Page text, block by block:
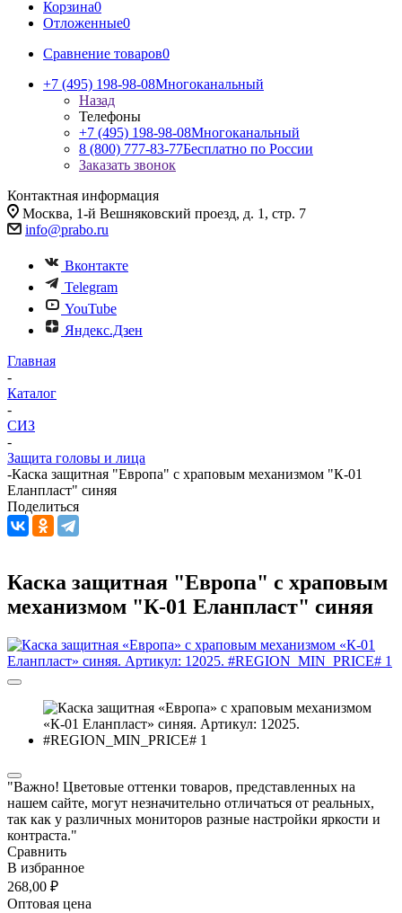
Корзина0
Отложенные0
Сравнение товаров0
+7 (495) 198-98-08Многоканальный
Назад
Телефоны
+7 (495) 198-98-08Многоканальный
8 (800) 777-83-77Бесплатно по России
Заказать звонок
Контактная информация
Москва, 1-й Вешняковский проезд, д. 1, стр. 7
info@prabo.ru
Вконтакте
Telegram
YouTube
Яндекс.Дзен
Главная
-
Каталог
-
СИЗ
-
Защита головы и лица
-Каска защитная "Европа" с храповым механизмом "К-01
Еланпласт" синяя
Поделиться
Каска защитная "Европа" с храповым
механизмом "К-01 Еланпласт" синяя
"Важно! Цветовые оттенки товаров, представленных на
нашем сайте, могут незначительно отличаться от реальных,
так как у различных мониторов разные настройки яркости и
контраста."
Сравнить
В избранное
268,00 ₽
Оптовая цена